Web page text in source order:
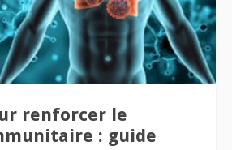
renforcer le
: guide